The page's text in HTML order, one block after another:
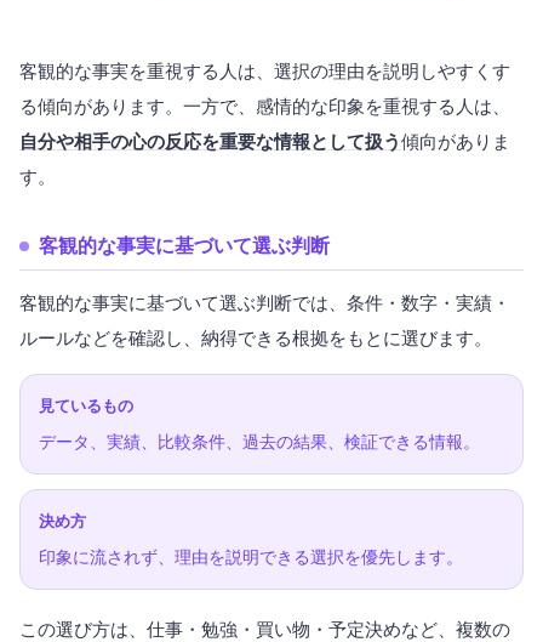
客観的な事実を重視する人は、選択の理由を説明しやすくす
る傾向があります。一方で、感情的な印象を重視する人は、
自分や相手の心の反応を重要な情報として扱う傾向がありま
す。
客観的な事実に基づいて選ぶ判断
客観的な事実に基づいて選ぶ判断では、条件・数字・実績・
ルールなどを確認し、納得できる根拠をもとに選びます。
見ているもの
データ、実績、比較条件、過去の結果、検証できる情報。
決め方
印象に流されず、理由を説明できる選択を優先します。
この選び方は、仕事・勉強・買い物・予定決めなど、複数の